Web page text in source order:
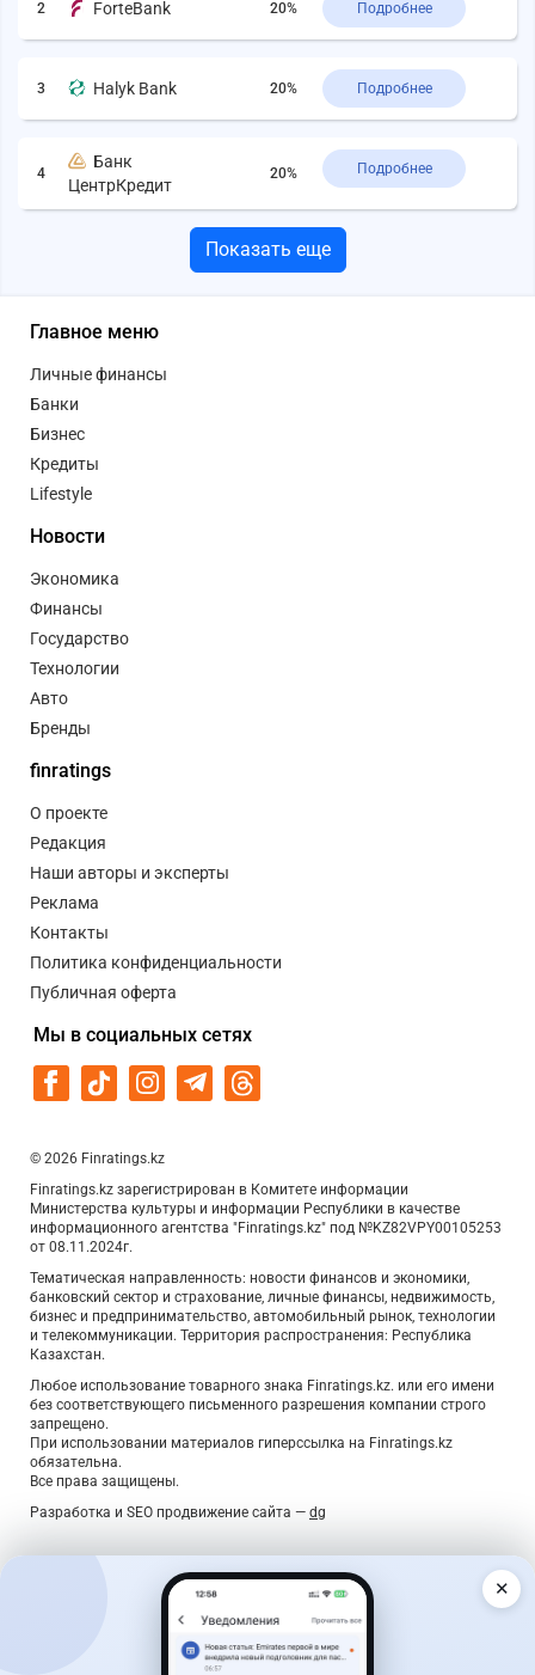
2 ForteBank 20% Подробнее
3 Halyk Bank 20% Подробнее
4
Банк
ЦентрКредит
20% Подробнее
Показать еще
Главное меню
Личные финансы
Банки
Бизнес
Кредиты
Lifestyle
Новости
Экономика
Финансы
Государство
Технологии
Авто
Бренды
finratings
О проекте
Редакция
Наши авторы и эксперты
Реклама
Контакты
Политика конфиденциальности
Публичная оферта
Мы в социальных сетях
© 2026 Finratings.kz
Finratings.kz зарегистрирован в Комитете информации
Министерства культуры и информации Республики в качестве
информационного агентства "Finratings.kz" под №KZ82VPY00105253
от 08.11.2024г.
Тематическая направленность: новости финансов и экономики,
банковский сектор и страхование, личные финансы, недвижимость,
бизнес и предпринимательство, автомобильный рынок, технологии
и телекоммуникации. Территория распространения: Республика
Казахстан.
Любое использование товарного знака Finratings.kz. или его имени
без соответствующего письменного разрешения компании строго
запрещено.
При использовании материалов гиперссылка на Finratings.kz
обязательна.
Все права защищены.
Разработка и SEO продвижение сайта — dg
Дайджест о деньгах — раз в неделю
✕